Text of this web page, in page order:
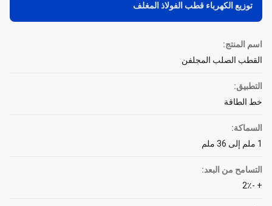
توزيع الكهرباء قطب الفولاذ المغلف
اسم المنتج:
القطب الصلب المجلفن
التطبيق:
خط الطاقة
السماكة:
1 ملم إلى 36 ملم
التسامح من البعد:
+ -2٪